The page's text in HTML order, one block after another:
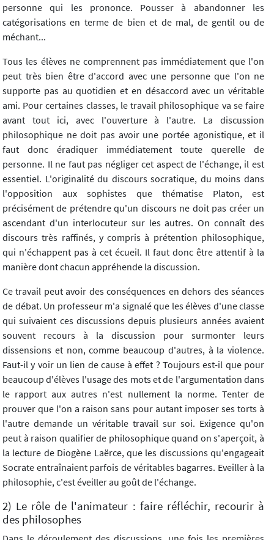
personne qui les prononce. Pousser à abandonner les
catégorisations en terme de bien et de mal, de gentil ou de
méchant...
Tous les élèves ne comprennent pas immédiatement que l'on
peut très bien être d'accord avec une personne que l'on ne
supporte pas au quotidien et en désaccord avec un véritable
ami. Pour certaines classes, le travail philosophique va se faire
avant tout ici, avec l'ouverture à l'autre. La discussion
philosophique ne doit pas avoir une portée agonistique, et il
faut donc éradiquer immédiatement toute querelle de
personne. Il ne faut pas négliger cet aspect de l'échange, il est
essentiel. L'originalité du discours socratique, du moins dans
l'opposition aux sophistes que thématise Platon, est
précisément de prétendre qu'un discours ne doit pas créer un
ascendant d'un interlocuteur sur les autres. On connaît des
discours très raffinés, y compris à prétention philosophique,
qui n'échappent pas à cet écueil. Il faut donc être attentif à la
manière dont chacun appréhende la discussion.
Ce travail peut avoir des conséquences en dehors des séances
de débat. Un professeur m'a signalé que les élèves d'une classe
qui suivaient ces discussions depuis plusieurs années avaient
souvent recours à la discussion pour surmonter leurs
dissensions et non, comme beaucoup d'autres, à la violence.
Faut-il y voir un lien de cause à effet ? Toujours est-il que pour
beaucoup d'élèves l'usage des mots et de l'argumentation dans
le rapport aux autres n'est nullement la norme. Tenter de
prouver que l'on a raison sans pour autant imposer ses torts à
l'autre demande un véritable travail sur soi. Exigence qu'on
peut à raison qualifier de philosophique quand on s'aperçoit, à
la lecture de Diogène Laërce, que les discussions qu'engageait
Socrate entraînaient parfois de véritables bagarres. Eveiller à la
philosophie, c'est éveiller au goût de l'échange.
2) Le rôle de l'animateur : faire réfléchir, recourir à
des philosophes